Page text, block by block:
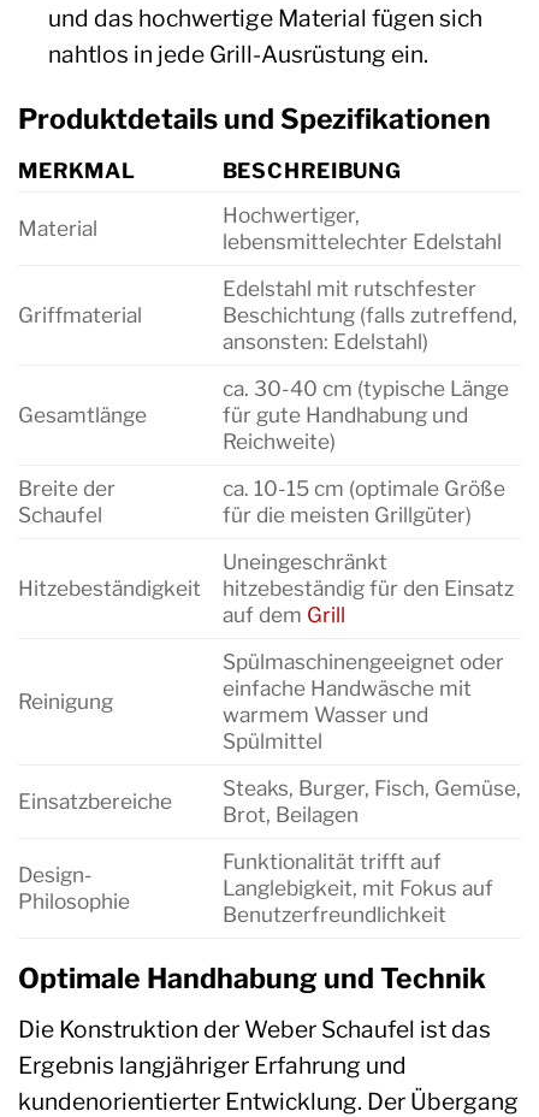
und das hochwertige Material fügen sich
nahtlos in jede Grill-Ausrüstung ein.
Produktdetails und Spezifikationen
MERKMAL BESCHREIBUNG
Material
Hochwertiger,
lebensmittelechter Edelstahl
Griffmaterial
Edelstahl mit rutschfester
Beschichtung (falls zutreffend,
ansonsten: Edelstahl)
Gesamtlänge
ca. 30-40 cm (typische Länge
für gute Handhabung und
Reichweite)
Breite der
Schaufel
ca. 10-15 cm (optimale Größe
für die meisten Grillgüter)
Hitzebeständigkeit
Uneingeschränkt
hitzebeständig für den Einsatz
auf dem Grill
Reinigung
Spülmaschinengeeignet oder
einfache Handwäsche mit
warmem Wasser und
Spülmittel
Einsatzbereiche
Steaks, Burger, Fisch, Gemüse,
Brot, Beilagen
Design-
Philosophie
Funktionalität trifft auf
Langlebigkeit, mit Fokus auf
Benutzerfreundlichkeit
Optimale Handhabung und Technik
Die Konstruktion der Weber Schaufel ist das
Ergebnis langjähriger Erfahrung und
kundenorientierter Entwicklung. Der Übergang